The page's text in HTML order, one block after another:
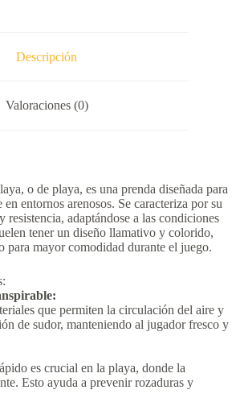
Descripción
Valoraciones (0)
o de playa, es una prenda diseñada para
en entornos arenosos. Se caracteriza por su
resistencia, adaptándose a las condiciones
tener un diseño llamativo y colorido,
para mayor comodidad durante el juego.
que permiten la circulación del aire y
de sudor, manteniendo al jugador fresco y
es crucial en la playa, donde la
Esto ayuda a prevenir rozaduras y